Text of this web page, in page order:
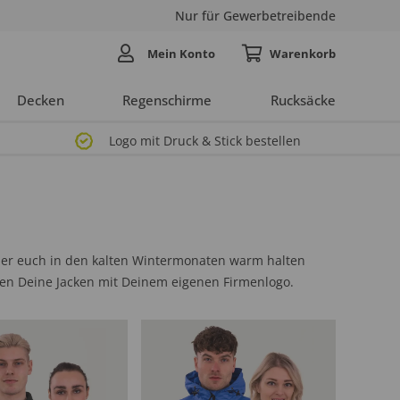
Nur für Gewerbetreibende
Decken Regenschirme Rucksäcke
Mein Konto
Logo mit Druck & Stick bestellen
euch in den kalten Wintermonaten warm halten
Deine Jacken mit Deinem eigenen Firmenlogo.